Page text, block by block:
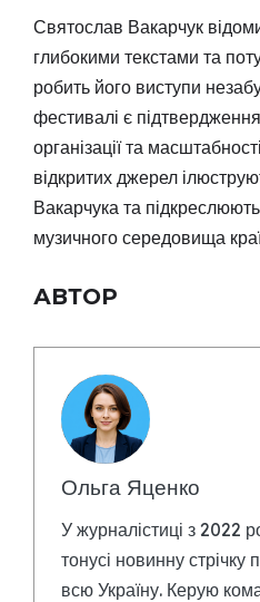
Святослав Вакарчук
глибокими текстами та
робить його виступи
фестивалі є
організації та
відкритих джерел
Вакарчука та
музичного середовища
АВТОР
Ольга Яценко
У журналістиці з 2022
тонусі новинну стрічку
всю Україну. Керую